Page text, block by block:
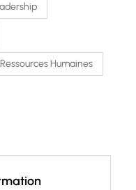
Ressources Humaines